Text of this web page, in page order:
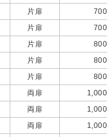
片扉
700
片扉
700
片扉
800
片扉
800
片扉
800
両扉
1,000
両扉
1,000
両扉
1,000